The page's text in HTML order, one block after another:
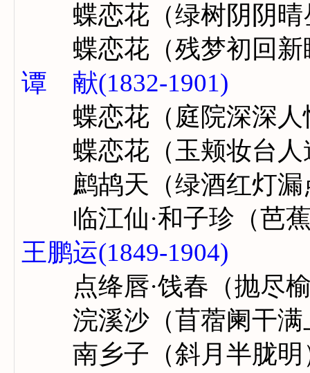
蝶恋花（绿树阴阴晴
蝶恋花（残梦初回新
谭 献(1832-1901)
蝶恋花（庭院深深人
蝶恋花（玉颊妆台人
鹧鸪天（绿酒红灯漏
临江仙·和子珍（芭蕉
王鹏运(1849-1904)
点绛唇·饯春（抛尽
浣溪沙（苜蓿阑干满
南乡子（斜月半胧明